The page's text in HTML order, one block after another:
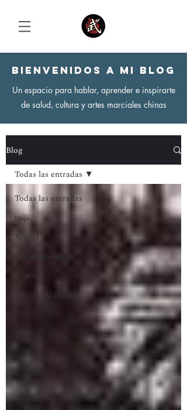
Iniciar sesión
Bienvenidos a mi blog
Un espacio para hablar, aprender e inspirarte
de salud, cultura y artes marciales chinas
Blog
Todas las entradas
taiji
Xingyi
Hong Junsheng
Wushu
Cultura Marcial
Todas las entradas